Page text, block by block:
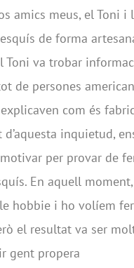
amics meus, el Toni i
de forma
Toni va trobar
de persones
com és
inquietud,
per provar de
En aquell moment,
hobbie i ho volíem
el resultat va ser
gent propera